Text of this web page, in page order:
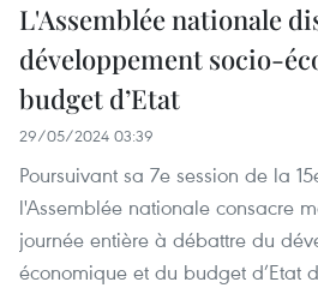
L'Assemblée nationale
développement socio-
budget d’Etat
29/05/2024 03:39
Poursuivant sa 7e session de la
l'Assemblée nationale consacre
journée entière à débattre du
économique et du budget d’Etat